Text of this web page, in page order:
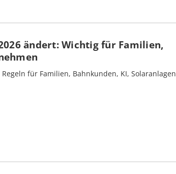
ändert: Wichtig für Familien,
für Familien, Bahnkunden, KI, Solaranlagen